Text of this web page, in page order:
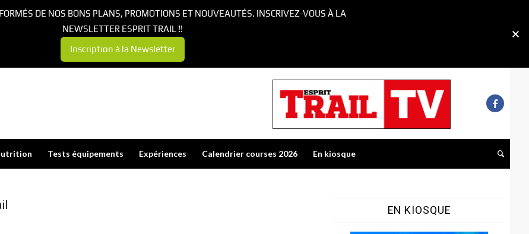
Tests équipements Expériences Calendrier courses 2026 En kiosque
EN KIOSQUE
DE NOS BONS PLANS, PROMOTIONS ET NOUVEAUTÉS. INSCRIVEZ-VOUS À LA
NEWSLETTER ESPRIT TRAIL !!
Inscription à la Newsletter